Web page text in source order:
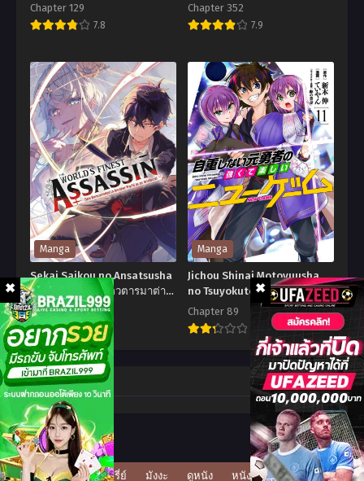
Chapter 129
7.8
No.
8
ไค
จู
หมายเลข
8
Chapter 352
7.9
Lock
ขัง
ดวล
แข้ง
Manga
Sekai Saikou no Ansatsusha
สุดยอดมือสังหารอวตารมาต่าง
โลก
Chapter 15.1
6.6
Sekai
Saikou
no
Ansatsusha
สุด
ยอด
Manga
Jichou Shinai Motoyuusha
no Tsuyokute Tanoshii New
Game ไม่อดกลั้นอีกต่อไปแล้ว
โว้ย! อดีตผู้กล้าสุดแกร่งจะขอ
สนุกไปกับการเริ่มต้นเกมส์ใหม่
Chapter 89
Motoyuusha
Tsuyokute
Tanoshii
Comment
ดูซีรี่ย์ มังงะ ดูหนัง หนังโป๊